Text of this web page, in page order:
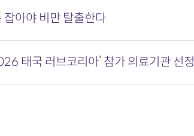
잡아야 비만 탈출한다
태국 러브코리아’ 참가 의료기관 선정